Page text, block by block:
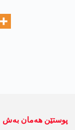
پوستێن ھەمان بەش